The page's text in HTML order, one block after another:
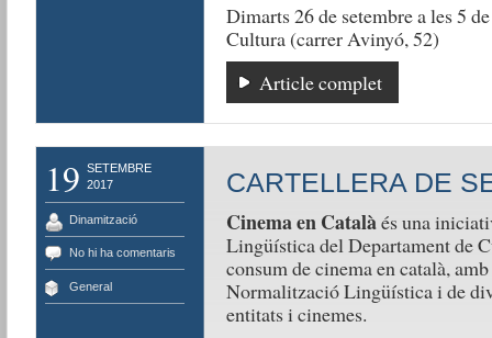
Dimarts 26 de setembre a les 5
Cultura (carrer Avinyó, 52)
Article complet
19 SETEMBRE
2017
Dinamització
No hi ha comentaris
General
CARTELLERA DE
Cinema en Catalàés una
Lingüística del Departament de
consum de cinema en català,
Normalització Lingüística i de
entitats i cinemes.